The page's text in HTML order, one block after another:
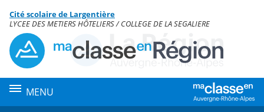
Menu de la rubrique
Contenu
Cité scolaire de Largentière
LYCEE DES METIERS HÔTELIERS / COLLEGE DE LA SEGALIERE
MENU